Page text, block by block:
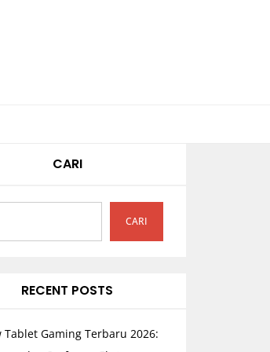
CARI
CARI
RECENT POSTS
Tablet Gaming Terbaru 2026: